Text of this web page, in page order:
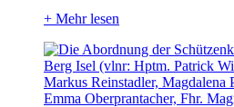
+ Mehr lesen